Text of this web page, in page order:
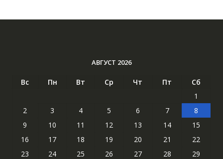
АВГУСТ 2026
Вс Пн Вт Ср Чт Пт
Сб
1
2
3 4 5 6 7
8
9
10 11 12 13 14
15
16
17 18 19 20 21
22
23
24 25 26 27 28
29